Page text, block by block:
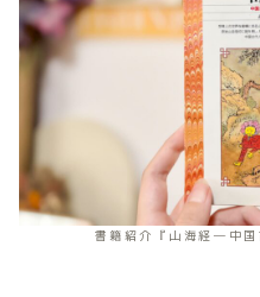
書籍紹介『山海経―中国